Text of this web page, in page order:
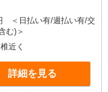
＜日払い有/週払い有/交
む)＞
近く
詳細を見る